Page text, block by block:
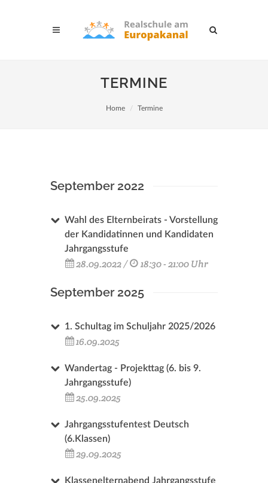
TERMINE
Home Termine
September 2022
Wahl des Elternbeirats - Vorstellung
der Kandidatinnen und Kandidaten
Jahrgangsstufe
28.09.2022 / 18:30 - 21:00 Uhr
September 2025
1. Schultag im Schuljahr 2025/2026
16.09.2025
Wandertag - Projekttag (6. bis 9.
Jahrgangsstufe)
25.09.2025
Jahrgangsstufentest Deutsch
(6.Klassen)
29.09.2025
Klassenelternabend Jahrgangsstufe